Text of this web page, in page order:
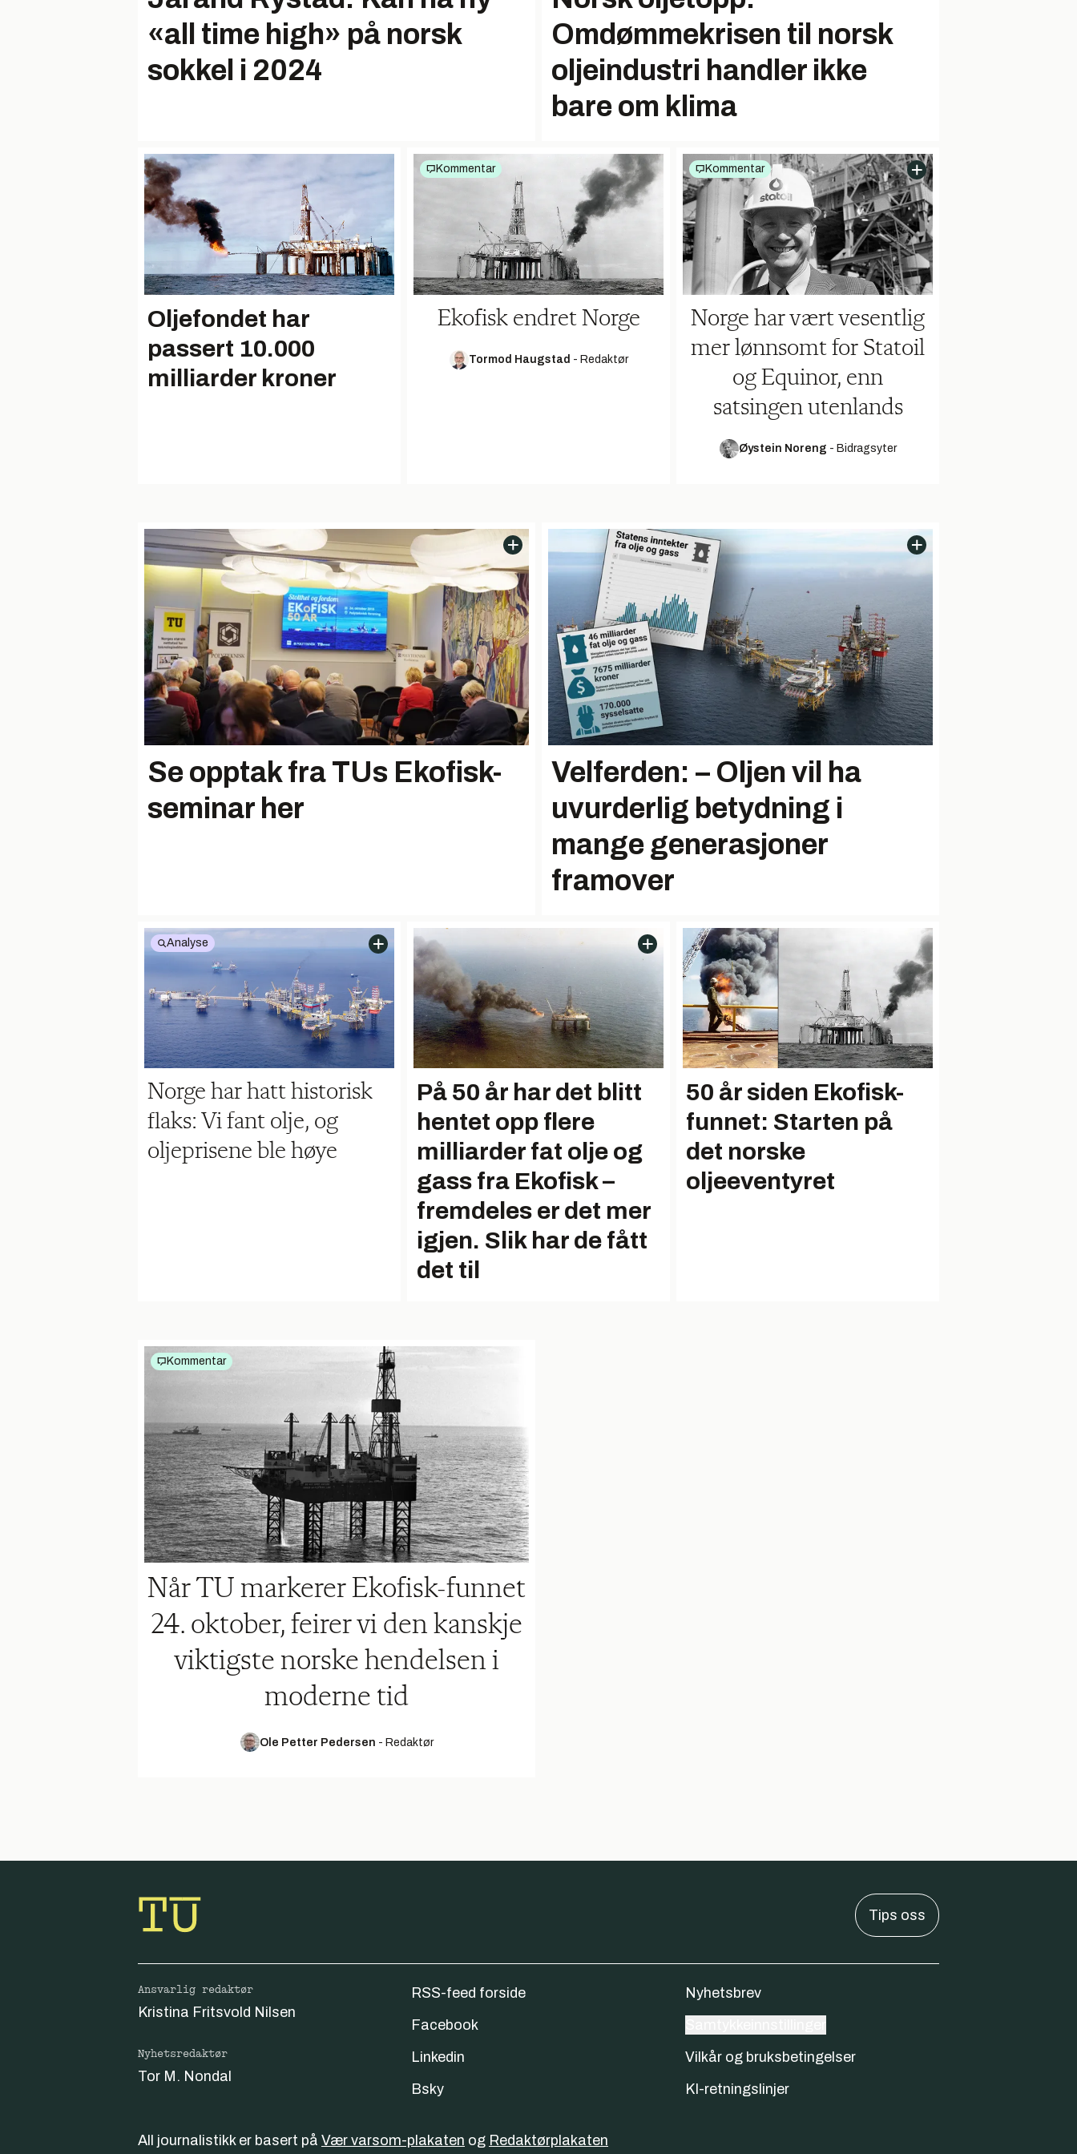
«all time high» på norsk
sokkel i 2024
Omdømmekrisen til norsk
oljeindustri handler ikke
bare om klima
Oljefondet har
passert 10.000
milliarder kroner
Kommentar
Ekofisk endret Norge
Tormod Haugstad - Redaktør
Kommentar
Norge har vært vesentlig
mer lønnsomt for Statoil
og Equinor, enn
satsingen utenlands
Øystein Noreng - Bidragsyter
Se opptak fra TUs Ekofisk-
seminar her
Velferden: – Oljen vil ha
uvurderlig betydning i
mange generasjoner
framover
Analyse
Norge har hatt historisk
flaks: Vi fant olje, og
oljeprisene ble høye
På 50 år har det blitt
hentet opp flere
milliarder fat olje og
gass fra Ekofisk –
fremdeles er det mer
igjen. Slik har de fått
det til
50 år siden Ekofisk-
funnet: Starten på
det norske
oljeeventyret
Kommentar
Når TU markerer Ekofisk-funnet
24. oktober, feirer vi den kanskje
viktigste norske hendelsen i
moderne tid
Ole Petter Pedersen - Redaktør
Tips oss
Ansvarlig redaktør
Kristina Fritsvold Nilsen
Nyhetsredaktør
Tor M. Nondal
RSS-feed forside
Facebook
Linkedin
Bsky
Nyhetsbrev
Vilkår og bruksbetingelser
KI-retningslinjer
All journalistikk er basert på Vær varsom-plakaten og Redaktørplakaten